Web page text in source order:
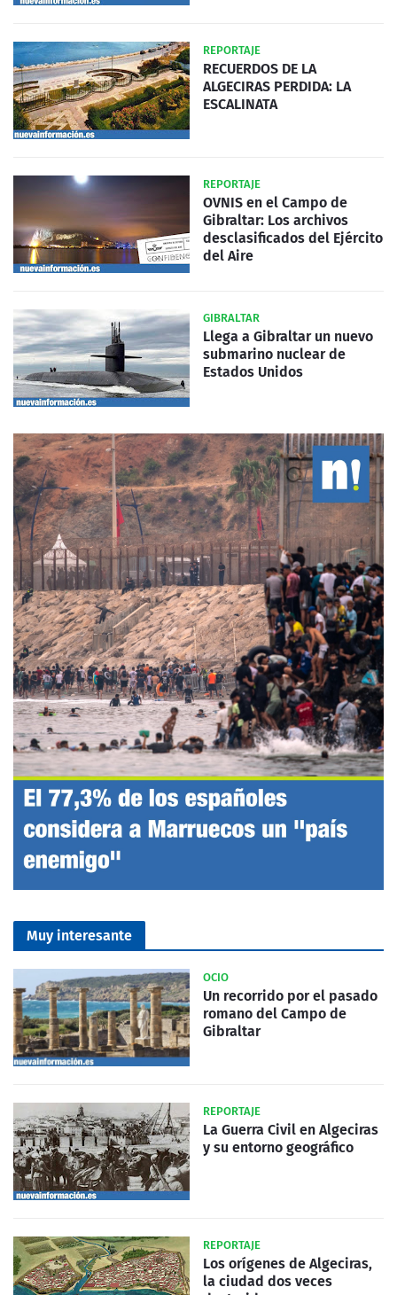
REPORTAJE
RECUERDOS DE LA
ALGECIRAS PERDIDA: LA
ESCALINATA
REPORTAJE
OVNIS en el Campo de
Gibraltar: Los archivos
desclasificados del Ejército
del Aire
GIBRALTAR
Llega a Gibraltar un nuevo
submarino nuclear de
Estados Unidos
Muy interesante
OCIO
Un recorrido por el pasado
romano del Campo de
Gibraltar
REPORTAJE
La Guerra Civil en Algeciras
y su entorno geográfico
REPORTAJE
Los orígenes de Algeciras,
la ciudad dos veces